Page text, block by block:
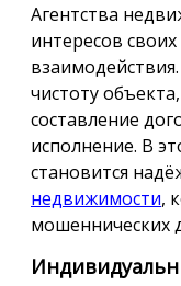
Агентства
интересов
чистоту
составление
исполнение. В
становится
недвижимости,
мошеннических